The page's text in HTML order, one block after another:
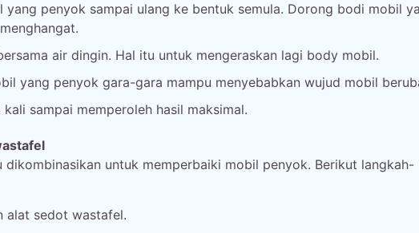
yang penyok sampai ulang ke bentuk semula. Dorong bodi mobil
air dingin. Hal itu untuk mengeraskan lagi body mobil.
yang penyok gara-gara mampu menyebabkan wujud mobil
sampai memperoleh hasil maksimal.
untuk memperbaiki mobil penyok. Berikut langkah-
alat sedot wastafel.